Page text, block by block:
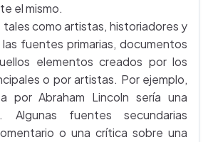
el mismo.
tales como artistas, historiadores y
fuentes primarias, documentos
elementos creados por los
o por artistas. Por ejemplo,
por Abraham Lincoln sería una
Algunas fuentes secundarias
o una crítica sobre una